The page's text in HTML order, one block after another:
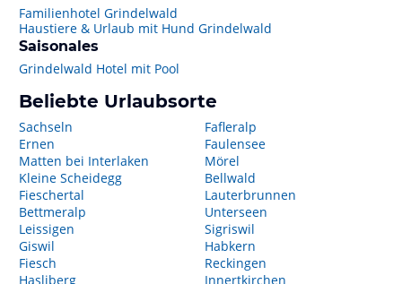
Familienhotel Grindelwald
Haustiere & Urlaub mit Hund Grindelwald
Saisonales
Grindelwald Hotel mit Pool
Beliebte Urlaubsorte
Sachseln
Ernen
Matten bei Interlaken
Kleine Scheidegg
Fieschertal
Bettmeralp
Leissigen
Giswil
Fiesch
Hasliberg
Fafleralp
Faulensee
Mörel
Bellwald
Lauterbrunnen
Unterseen
Sigriswil
Habkern
Reckingen
Innertkirchen